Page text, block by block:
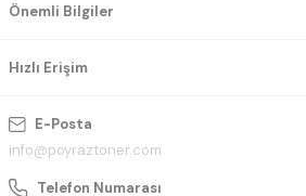
E-Posta
info@poyraztoner.com
Telefon Numarası
Önemli Bilgiler
Hızlı Erişim